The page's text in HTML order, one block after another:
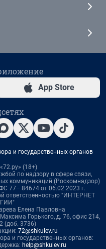
App Store
и государственных органов
(18+)
по надзору в сфере связи,
коммуникаций (Роскомнадзор)
77– 84674 от 06.02.2023 г.
ответственностью "ИНТЕРНЕТ
Елена Павловна
Горького, д. 76, офис 214,
(доб. 3736)
72@shkulev.ru
и государственных органов:
help@shkulev.ru